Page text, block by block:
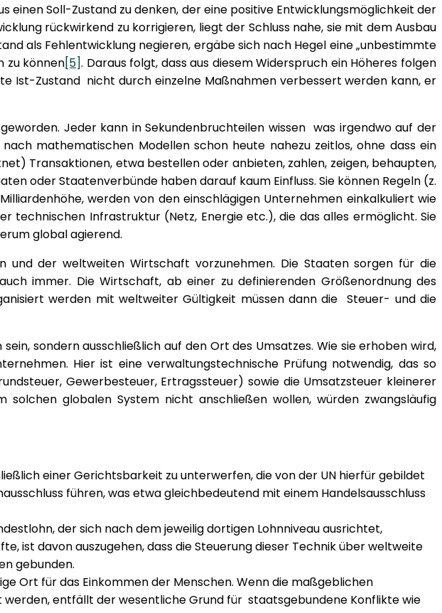
einen Soll-Zustand zu denken, der eine positive Entwicklungsmöglichkeit der
rückwirkend zu korrigieren, liegt der Schluss nahe, sie mit dem Ausbau
als Fehlentwicklung negieren, ergäbe sich nach Hegel eine „unbestimmte
zu können[5]. Daraus folgt, dass aus diesem Widerspruch ein Höheres folgen
Ist-Zustand nicht durch einzelne Maßnahmen verbessert werden kann, er
Jeder kann in Sekundenbruchteilen wissen was irgendwo auf der
mathematischen Modellen schon heute nahezu zeitlos, ohne dass ein
Transaktionen, etwa bestellen oder anbieten, zahlen, zeigen, behaupten,
oder Staatenverbünde haben darauf kaum Einfluss. Sie können Regeln (z.
werden von den einschlägigen Unternehmen einkalkuliert wie
technischen Infrastruktur (Netz, Energie etc.), die das alles ermöglicht. Sie
global agierend.
und der weltweiten Wirtschaft vorzunehmen. Die Staaten sorgen für die
immer. Die Wirtschaft, ab einer zu definierenden Größenordnung des
werden mit weltweiter Gültigkeit müssen dann die Steuer- und die
sondern ausschließlich auf den Ort des Umsatzes. Wie sie erhoben wird,
Hier ist eine verwaltungstechnische Prüfung notwendig, das so
Gewerbesteuer, Ertragssteuer) sowie die Umsatzsteuer kleinerer
globalen System nicht anschließen wollen, würden zwangsläufig
einer Gerichtsbarkeit zu unterwerfen, die von der UN hierfür gebildet
führen, was etwa gleichbedeutend mit einem Handelsausschluss
der sich nach dem jeweilig dortigen Lohnniveau ausrichtet,
ist davon auszugehen, dass die Steuerung dieser Technik über weltweite
gebunden.
Ort für das Einkommen der Menschen. Wenn die maßgeblichen
entfällt der wesentliche Grund für staatsgebundene Konflikte wie